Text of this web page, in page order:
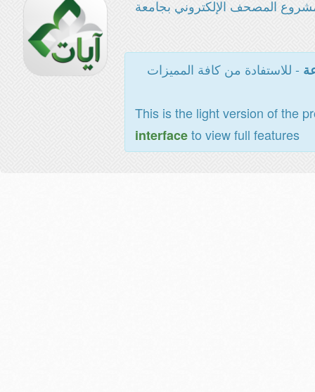
المصحف الإلكتروني بجامعة
- للاستفادة من كافة المميزات
This is the light version of the
interfaceto view full features